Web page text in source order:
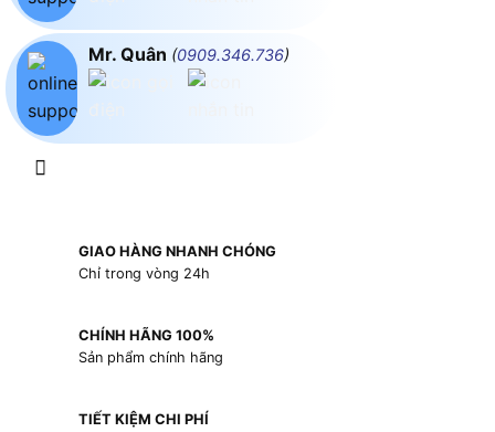
Mr. Quân (0909.346.736)
GIAO HÀNG NHANH CHÓNG
Chỉ trong vòng 24h
CHÍNH HÃNG 100%
Sản phẩm chính hãng
TIẾT KIỆM CHI PHÍ